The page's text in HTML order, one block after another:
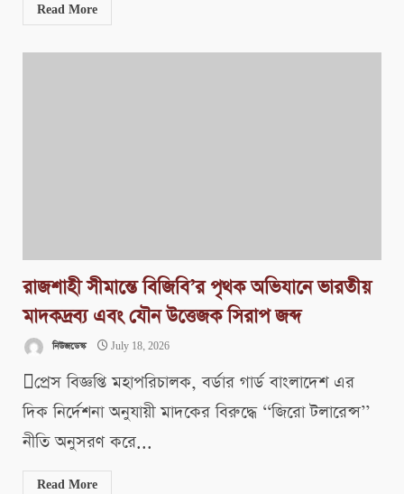
Read More
রাজশাহী সীমান্তে বিজিবি’র পৃথক অভিযানে ভারতীয়
মাদকদ্রব্য এবং যৌন উত্তেজক সিরাপ জব্দ
নিউজডেস্ক July 18, 2026
প্রেস বিজ্ঞপ্তি মহাপরিচালক, বর্ডার গার্ড বাংলাদেশ এর
দিক নির্দেশনা অনুযায়ী মাদকের বিরুদ্ধে ‘‘জিরো টলারেন্স’’
নীতি অনুসরণ করে...
Read More